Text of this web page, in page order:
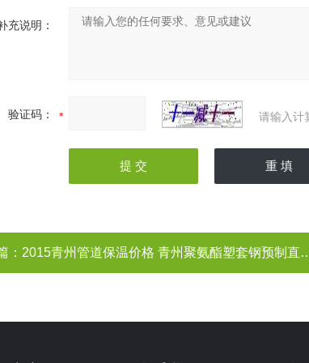
充说明：
验证码： 请输入计
： 2015青州管道保温价格 青州聚氨酯塑套钢预制直埋保温管 山东潍坊青州